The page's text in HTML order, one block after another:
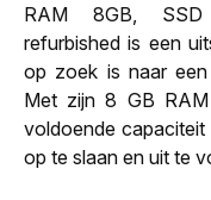
RAM 8GB, SSD
refurbished is een
op zoek is naar
Met zijn 8 GB
voldoende capaciteit
op te slaan en uit te